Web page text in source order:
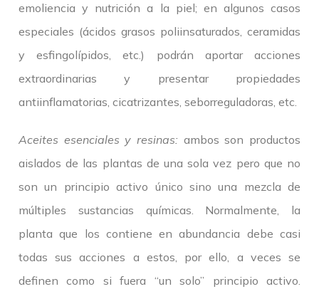
emoliencia y nutrición a la piel; en algunos casos
especiales (ácidos grasos poliinsaturados, ceramidas
y esfingolípidos, etc.) podrán aportar acciones
extraordinarias y presentar propiedades
antiinflamatorias, cicatrizantes, seborreguladoras, etc.
Aceites esenciales y resinas: ambos son productos
aislados de las plantas de una sola vez pero que no
son un principio activo único sino una mezcla de
múltiples sustancias químicas. Normalmente, la
planta que los contiene en abundancia debe casi
todas sus acciones a estos, por ello, a veces se
definen como si fuera “un solo” principio activo.